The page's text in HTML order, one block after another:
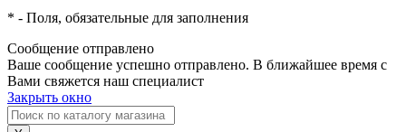
* - Поля, обязательные для заполнения
Сообщение отправлено
Ваше сообщение успешно отправлено. В ближайшее время с
Вами свяжется наш специалист
Закрыть окно